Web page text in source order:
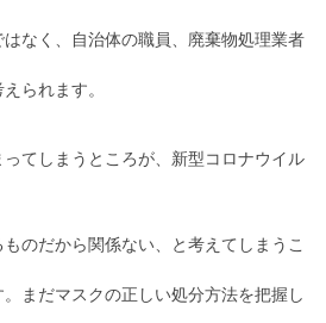
なく、自治体の職員、廃棄物処理業者
られます。
てしまうところが、新型コロナウイル
のだから関係ない、と考えてしまうこ
まだマスクの正しい処分方法を把握し